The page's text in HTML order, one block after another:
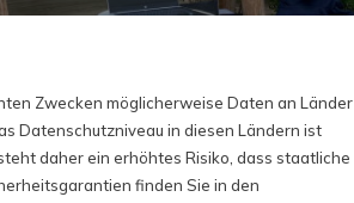
Zwecken möglicherweise Daten an Länder
Datenschutzniveau in diesen Ländern ist
daher ein erhöhtes Risiko, dass staatliche
finden Sie in den